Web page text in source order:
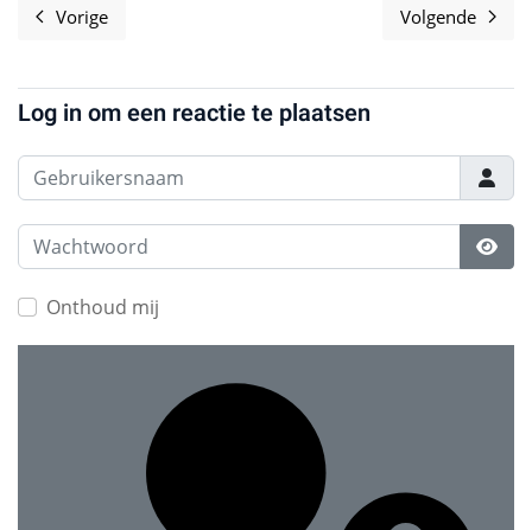
Vorig artikel: Software Freedom Day overview 2013
Vorige Volgende
Volgende
Log in om een reactie te plaatsen
Gebruikersnaam
Wachtwoord
Onthoud mij